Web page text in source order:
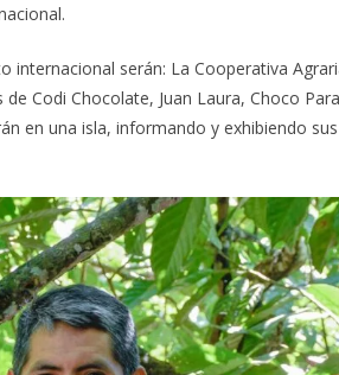
internacional serán: La Cooperativa
Codi Chocolate, Juan Laura, Choco
en una isla, informando y exhibiendo